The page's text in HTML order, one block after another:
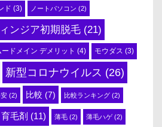
ド (3) ノートパソコン (2)
ンジア初期脱毛 (21)
ドメイン デメリット (4) モウダス (3)
新型コロナウイルス (26)
(2) 比較 (7) 比較ランキング (2)
育毛剤 (11) 薄毛 (2) 薄毛ハゲ(2)